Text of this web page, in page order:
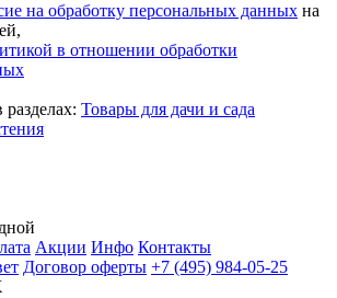
на обработку персональных данных на
в отношении обработки
Товары для дачи и сада
Акции Инфо Контакты
Договор оферты +7 (495) 984-05-25